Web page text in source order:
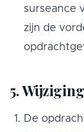
surseance
zijn de
5.
De